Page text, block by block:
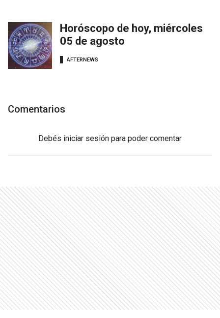
Horóscopo de hoy, miércoles
05 de agosto
AFTERNEWS
Comentarios
Debés iniciar sesión para poder comentar